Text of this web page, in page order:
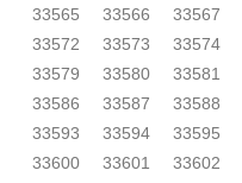
33565
33566 33567
33572
33573 33574
33579
33580 33581
33586
33587 33588
33593
33594 33595
33600
33601 33602